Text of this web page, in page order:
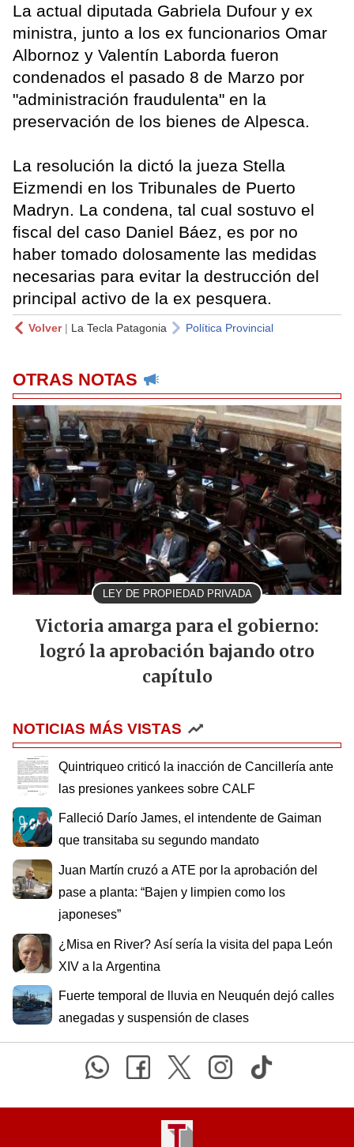
La actual diputada Gabriela Dufour y ex
ministra, junto a los ex funcionarios Omar
Albornoz y Valentín Laborda fueron
condenados el pasado 8 de Marzo por
"administración fraudulenta" en la
preservación de los bienes de Alpesca.
La resolución la dictó la jueza Stella
Eizmendi en los Tribunales de Puerto
Madryn. La condena, tal cual sostuvo el
fiscal del caso Daniel Báez, es por no
haber tomado dolosamente las medidas
necesarias para evitar la destrucción del
principal activo de la ex pesquera.
Volver| La Tecla Patagonia Política Provincial
OTRAS NOTAS
LEY DE PROPIEDAD PRIVADA
Victoria amarga para el gobierno:
logró la aprobación bajando otro
capítulo
NOTICIAS MÁS VISTAS
Quintriqueo criticó la inacción de Cancillería ante
las presiones yankees sobre CALF
Falleció Darío James, el intendente de Gaiman
que transitaba su segundo mandato
Juan Martín cruzó a ATE por la aprobación del
pase a planta: “Bajen y limpien como los
japoneses”
¿Misa en River? Así sería la visita del papa León
XIV a la Argentina
Fuerte temporal de lluvia en Neuquén dejó calles
anegadas y suspensión de clases